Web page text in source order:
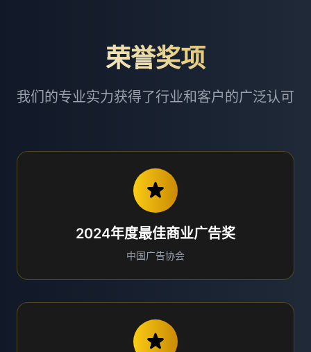
荣誉奖项
我们的专业实力获得了行业和客户的广泛认可
2024年度最佳商业广告奖
中国广告协会